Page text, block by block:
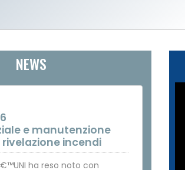
NEWS
e manutenzione
incendi
ha reso noto con